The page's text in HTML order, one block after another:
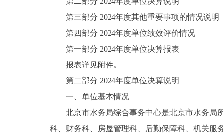
第三部分 2024年度其他重要事项的情况说明
第四部分 2024年度单位绩效评价情况
第一部分 2024年度单位决算报表
报表详见附件。
第二部分 2024年度单位决算说明
一、单位基本情况
北京市水务局综合事务中心是北京市水务局所
科、财务科、房屋管理科、后勤保障科、机关服